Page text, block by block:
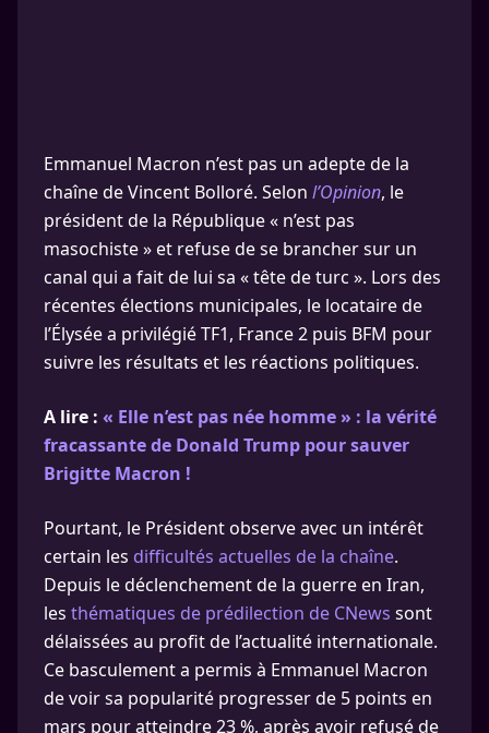
Emmanuel Macron n’est pas un adepte de la
chaîne de Vincent Bolloré. Selon l’Opinion, le
président de la République « n’est pas
masochiste » et refuse de se brancher sur un
canal qui a fait de lui sa « tête de turc ». Lors des
récentes élections municipales, le locataire de
l’Élysée a privilégié TF1, France 2 puis BFM pour
suivre les résultats et les réactions politiques.
A lire : « Elle n’est pas née homme » : la vérité
fracassante de Donald Trump pour sauver
Brigitte Macron !
Pourtant, le Président observe avec un intérêt
certain les difficultés actuelles de la chaîne.
Depuis le déclenchement de la guerre en Iran,
les thématiques de prédilection de CNews sont
délaissées au profit de l’actualité internationale.
Ce basculement a permis à Emmanuel Macron
de voir sa popularité progresser de 5 points en
mars pour atteindre 23 %, après avoir refusé de